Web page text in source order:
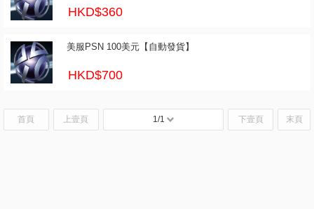
HKD$360
美服PSN 100美元【自動發貨】
HKD$700
首頁 上壹頁 1/1 下壹頁 末頁